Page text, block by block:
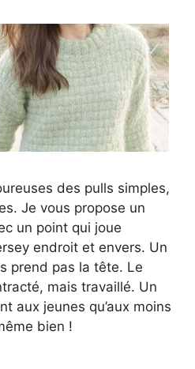
des pulls simples,
Je vous propose un
un point qui joue
endroit et envers. Un
prend pas la tête. Le
mais travaillé. Un
aux jeunes qu’aux moins
bien !